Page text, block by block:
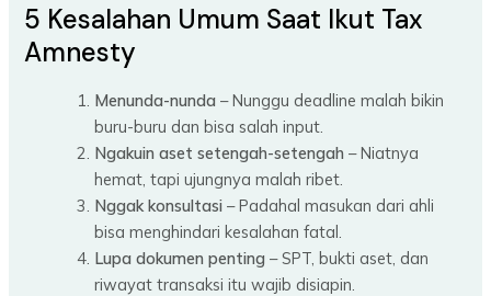
5 Kesalahan Umum Saat Ikut Tax
Amnesty
Menunda-nunda – Nunggu deadline malah bikin
buru-buru dan bisa salah input.
Ngakuin aset setengah-setengah – Niatnya
hemat, tapi ujungnya malah ribet.
Nggak konsultasi – Padahal masukan dari ahli
bisa menghindari kesalahan fatal.
Lupa dokumen penting – SPT, bukti aset, dan
riwayat transaksi itu wajib disiapin.